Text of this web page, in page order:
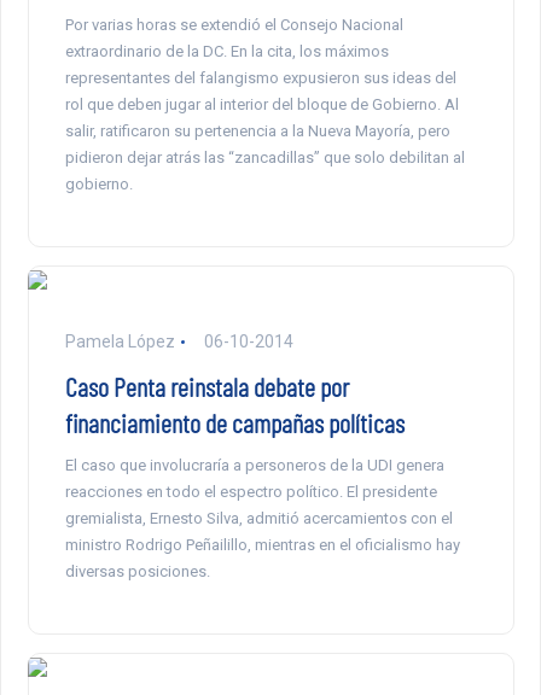
Por varias horas se extendió el Consejo Nacional
extraordinario de la DC. En la cita, los máximos
representantes del falangismo expusieron sus ideas del
rol que deben jugar al interior del bloque de Gobierno. Al
salir, ratificaron su pertenencia a la Nueva Mayoría, pero
pidieron dejar atrás las “zancadillas” que solo debilitan al
gobierno.
Pamela López 06-10-2014
Caso Penta reinstala debate por
financiamiento de campañas políticas
El caso que involucraría a personeros de la UDI genera
reacciones en todo el espectro político. El presidente
gremialista, Ernesto Silva, admitió acercamientos con el
ministro Rodrigo Peñailillo, mientras en el oficialismo hay
diversas posiciones.